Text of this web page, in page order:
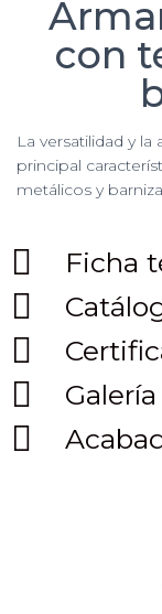
con
La versatilidad y
principal
metálicos y
Ficha